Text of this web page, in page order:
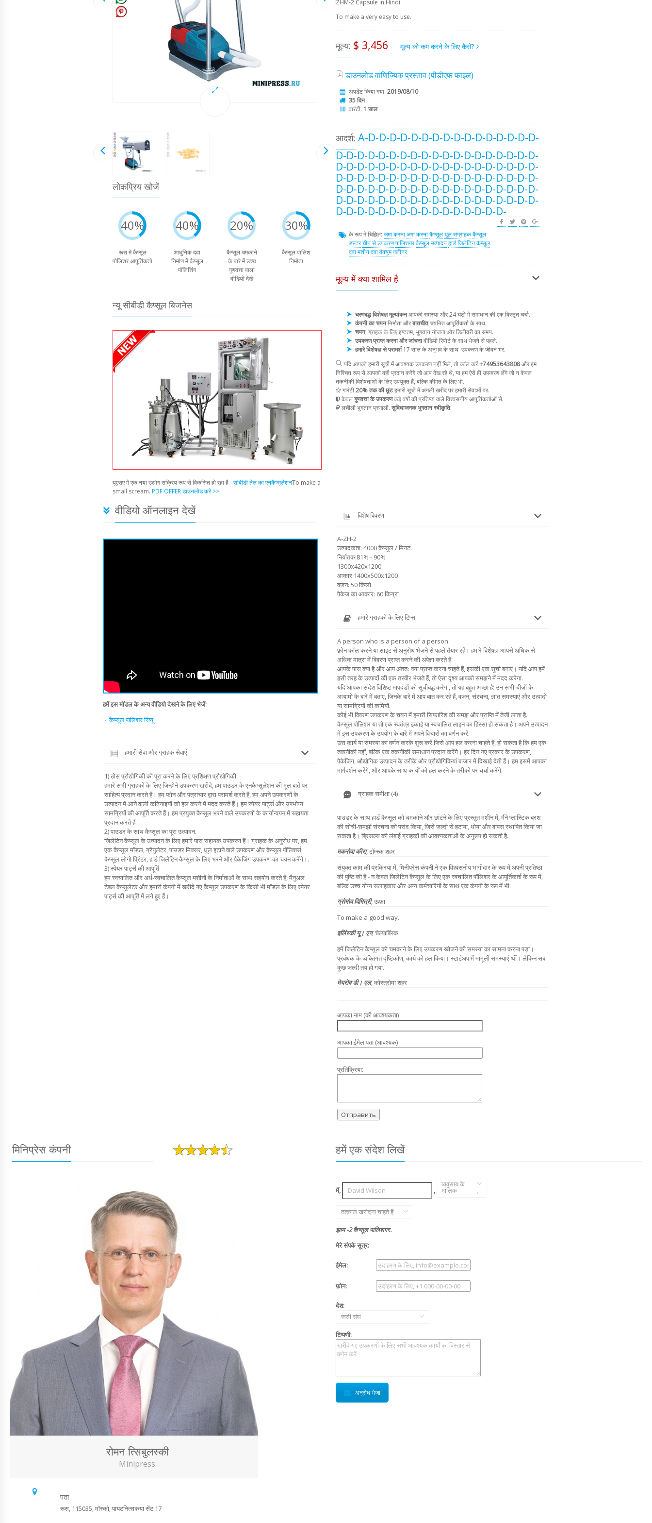
लोकप्रिय खोजें
40%
रूस में कैप्सूल
पोलिशर आपूर्तिकर्ता
40%
आधुनिक दवा
निर्माण में कैप्सूल
पॉलिशिंग
20%
कैप्सूल चमकाने
के बारे में उच्च
गुणवत्ता वाला
वीडियो देखें
30%
कैप्सूल पालिश
निर्माता
न्यू सीबीडी कैप्सूल बिजनेस
यूएसए में एक नया उद्योग सक्रिय रूप से विकसित हो रहा है -सीबीडी तेल का एनकैप्सुलेशनTo make a
small scream. PDF OFFER डाउनलोड करें >>
ZHM-2 Capsule in Hindi.
To make a very easy to use.
मूल्य: $ 3,456 मूल्य को कम करने के लिए कैसे?
डाउनलोड वाणिज्यिक प्रस्ताव (पीडीएफ फाइल)
अपडेट किया गया: 2019/08/10
35 दिन
वारंटी: 1 साल
आदर्श: A-D-D-D-D-D-D-D-D-D-D-D-D-D-D-D-D-
D-D-D-D-D-D-D-D-D-D-D-D-D-D-D-D-D-D-D-
D-D-D-D-D-D-D-D-D-D-D-D-D-D-D-D-D-D-D-
D-D-D-D-D-D-D-D-D-D-D-D-D-D-D-D-D-D-D-
D-D-D-D-D-D-D-D-D-D-D-D-D-D-D-D-D-D-D-
D-D-D-D-D-D-D-D-D-D-D-D-D-D-D-D-D-D-D-
D-D-D-D-D-D-D-D-D-D-D-D-D-D-D-D-
के रूप में चिह्नित: जमा करनाजमा करनाकैप्सूलधूल संग्राहककैप्सूल
डस्टरचीन से उपकरणपालिशगरकैप्सूल उत्पादनहार्ड जिलेटिन कैप्सूल
दवा मशीनदवा वैक्यूम क्लीनर
मूल्य में क्या शामिल है
चरणबद्ध विशेषज्ञ मूल्यांकनआपकी समस्या और 24 घंटों में समाधान की एक विस्तृत चर्चा.
कंपनी का चयननिर्माता औरबातचीतचयनित आपूर्तिकर्ता के साथ.
चयन, ग्राहक के लिए इष्टतम, भुगतान योजना और डिलीवरी का समय.
उपकरण प्राप्त करना और जांचनावीडियो रिपोर्ट के साथ भेजने से पहले.
हमारे विशेषज्ञ से परामर्श17 साल के अनुभव के साथ उपकरण के जीवन भर.
यदि आपको हमारी सूची में आवश्यक उपकरण नहीं मिले, तो कॉल करें+74953643808और हम
निश्चित रूप से आपको वही प्रदान करेंगे जो आप देख रहे थे, या हम ऐसे ही उपकरण लेंगे जो न केवल
तकनीकी विशेषताओं के लिए उपयुक्त हैं, बल्कि कीमत के लिए भी.
गारंटी20% तक की छूटहमारी सूची में अगली खरीद पर हमारी सेवाओं पर.
केवलगुणवत्ता के उपकरणकई वर्षों की प्रतिष्ठा वाले विश्वसनीय आपूर्तिकर्ताओं से.
लचीली भुगतान प्रणाली. सुविधाजनक भुगतान स्वीकृति.
वीडियो ऑनलाइन देखें
हमें इस मॉडल के अन्य वीडियो देखने के लिए भेजें:
कैप्सूल पालिशर रिव्यू
हमारी सेवा और ग्राहक सेवाएं
1) ठोस प्रौद्योगिकी को पूरा करने के लिए प्रशिक्षण प्रौद्योगिकी.
हमारे सभी ग्राहकों के लिए जिन्होंने उपकरण खरीदे, हम पाउडर के एनकैप्सुलेशन की मूल बातें पर
साहित्य प्रदान करते हैं। हम फोन और पत्राचार द्वारा परामर्श करते हैं, हम अपने उपकरणों के
उत्पादन में आने वाली कठिनाइयों को हल करने में मदद करते हैं। हम स्पेयर पार्ट्स और उपभोग्य
सामग्रियों की आपूर्ति करते हैं। हम प्रयुक्त कैप्सूल भरने वाले उपकरणों के कार्यान्वयन में सहायता
प्रदान करते हैं.
2) पाउडर के साथ कैप्सूल का पूरा उत्पादन.
जिलेटिन कैप्सूल के उत्पादन के लिए हमारे पास सहायक उपकरण हैं। ग्राहक के अनुरोध पर, हम
एक कैप्सूल मॉडल, ग्रैनुलेटर, पाउडर मिक्सर, धूल हटाने वाले उपकरण और कैप्सूल पॉलिशर्स,
कैप्सूल लोगो प्रिंटर, हार्ड जिलेटिन कैप्सूल के लिए भरने और पैकेजिंग उपकरण का चयन करेंगे।.
3) स्पेयर पार्ट्स की आपूर्ति
हम स्वचालित और अर्ध-स्वचालित कैप्सूल मशीनों के निर्माताओं के साथ सहयोग करते हैं, मैनुअल
टेबल कैप्सूलेटर और हमारी कंपनी में खरीदे गए कैप्सूल उपकरण के किसी भी मॉडल के लिए स्पेयर
पार्ट्स की आपूर्ति में लगे हुए हैं।.
विशेष विवरण
A-ZH-2
उत्पादकता: 4000 कैप्सूल / मिनट.
निर्यातक:81% - 90%
1300x420x1200
आकार 1400x500x1200
वजन: 50 किलो
पैकेज का आकार: 60 किग्रा
हमारे ग्राहकों के लिए टिप्स
A person who is a person of a person.
फ़ोन कॉल करने या साइट से अनुरोध भेजने से पहले तैयार रहें। हमारे विशेषज्ञ आपसे अधिक से
अधिक मात्रा में विवरण प्राप्त करने की अपेक्षा करते हैं.
आपके पास क्या है और आप अंततः क्या प्राप्त करना चाहते हैं, इसकी एक सूची बनाएं। यदि आप हमें
इसी तरह के उत्पादों की एक तस्वीर भेजते हैं, तो ऐसा दृश्य आपको समझने में मदद करेगा.
यदि आपका संदेश विशिष्ट मापदंडों को सूचीबद्ध करेगा, तो यह बहुत अच्छा है: उन सभी चीज़ों के
आयामों के बारे में बताएं, जिनके बारे में आप बात कर रहे हैं, वजन, संरचना, ज्ञात समस्याएं और उत्पादों
या सामग्रियों की कमियों.
कोई भी विवरण उपकरण के चयन में हमारी सिफारिश की समझ और प्राप्ति में तेजी लाता है.
कैप्सूल पॉलिशर या तो एक स्वतंत्र इकाई या स्वचालित लाइन का हिस्सा हो सकता है। अपने उत्पादन
में इस उपकरण के उपयोग के बारे में अपने विचारों का वर्णन करें.
उस कार्य या समस्या का वर्णन करके शुरू करें जिसे आप हल करना चाहते हैं, हो सकता है कि हम एक
तकनीकी नहीं, बल्कि एक तकनीकी समाधान प्रदान करेंगे। हर दिन नए प्रकार के उपकरण,
पैकेजिंग, औद्योगिक उत्पादन के तरीके और प्रौद्योगिकियां बाजार में दिखाई देती हैं। हम इसमें आपका
मार्गदर्शन करेंगे, और आपके साथ कार्यों को हल करने के तरीकों पर चर्चा करेंगे.
ग्राहक समीक्षा (4)
पाउडर के साथ हार्ड कैप्सूल को चमकाने और छांटने के लिए प्रस्तुत मशीन में, मैंने प्लास्टिक ब्रश
की सोची-समझी संरचना को पसंद किया, जिसे जल्दी से हटाया, धोया और वापस स्थापित किया जा
सकता है। ब्रिसल्स की लंबाई ग्राहकों की आवश्यकताओं के अनुरूप हो सकती है.
मकरोवा कीरा,टॉम्स्क शहर
संयुक्त काम की प्रक्रिया में, मिनीप्रेस कंपनी ने एक विश्वसनीय भागीदार के रूप में अपनी प्रतिष्ठा
की पुष्टि की है - न केवल जिलेटिन कैप्सूल के लिए एक स्वचालित पॉलिशर के आपूर्तिकर्ता के रूप में,
बल्कि उच्च योग्य सलाहकार और अन्य कर्मचारियों के साथ एक कंपनी के रूप में भी.
ग्रोमोव दिमित्री, ऊफ़ा
To make a good way.
इलिंस्की यू। एन, चेल्याबिंस्क
हमें जिलेटिन कैप्सूल को चमकाने के लिए उपकरण खोजने की समस्या का सामना करना पड़ा।
प्रबंधक के व्यक्तिगत दृष्टिकोण, कार्य को हल किया। स्टार्टअप में मामूली समस्याएं थीं। लेकिन सब
कुछ जल्दी तय हो गया.
मेयरोव डी। एल, कोस्त्रोमा शहर
आपका नाम (की आवश्यकता)
आपका ईमेल पता (आवश्यक)
प्रतिक्रिया:
मिनिप्रेस कंपनी
रोमन त्सिबुलस्की
Minipress.
पता
रूस, 115035, मॉस्को, पायटनित्सकया सेंट 17
हमें एक संदेश लिखें
मैं, ,
व्यवसाय के
मालिक ,
तत्काल खरीदना चाहते हैं
झाम -2 कैप्सूल पालिशगर.
मेरे संपर्क सूत्र:
ईमेल:
फ़ोन:
देश:
रूसी संघ
टिप्पणी:
अनुरोध भेजा